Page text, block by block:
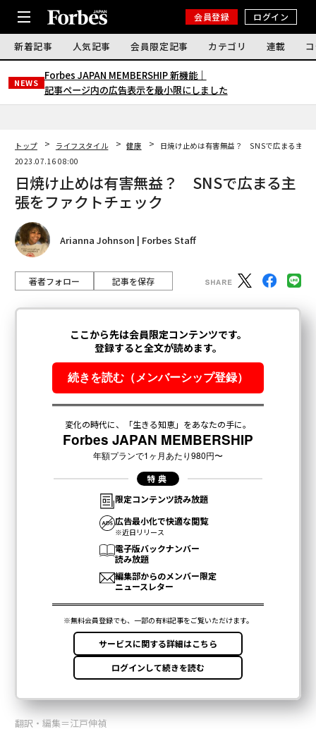
会員登録 ログイン
新着記事 人気記事 会員限定記事 カテゴリ 連載
NEWS
Forbes JAPAN MEMBERSHIP 新機能｜
記事ページ内の広告表示を最小限にしました
トップ ライフスタイル 健康
日焼け止めは有害無益？ SNSで広まる主張
2023.07.16 08:00
日焼け止めは有害無益？ SNSで広まる主
張をファクトチェック
Arianna Johnson | Forbes Staff
著者フォロー 記事を保存
翻訳・編集＝江戸伸禎